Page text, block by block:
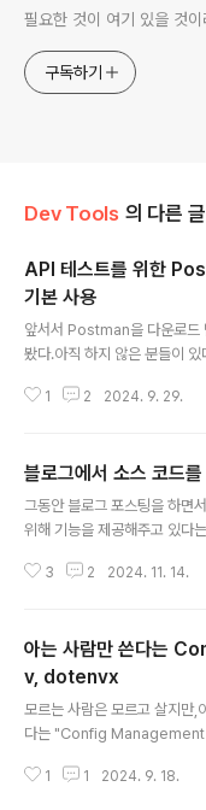
필요한 것이 여기 있을 것
구독하기
Dev Tools 의 다른 글
API 테스트를 위한
기본 사용
앞서서 Postman을 다운로드
봤다.아직 하지 않은 분들이
스트맨) - 설치 잘 동작하는지
(Python) Postman을 실행하
온다. 파이썬 코드를
고자 하는 API 정보를 살펴보
00/
1 2 2024. 9. 29.
블로그에서 소스 코드를
그동안 블로그 포스팅을 하면
위해 기능을 제공해주고 있다
rs import pipeline,
3B")model =
3B")classifier_ko =
s", model=model,
3 2 2024. 11. 14.
아는 사람만 쓴다는
v, dotenvx
모르는 사람은 모르고 살지만,
다는 "Config Management
어떤 것을 떠올려야할지 애매
1 1 2024. 9. 18.